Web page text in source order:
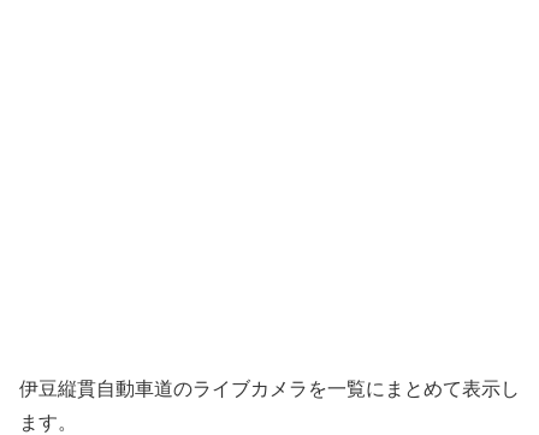
伊豆縦貫自動車道のライブカメラを一覧にまとめて表示し
ます。